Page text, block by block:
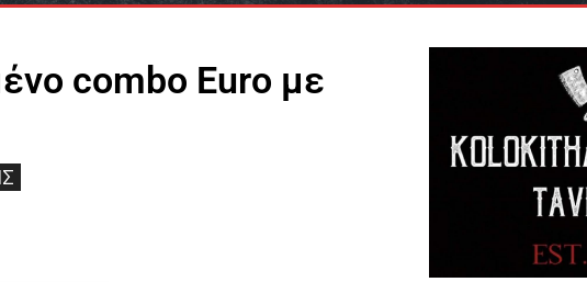
combo Euro με